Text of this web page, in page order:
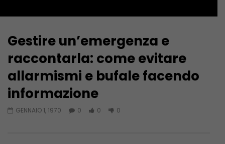
Fuoco Incrociato… in Libia
GIUGNO 20, 2023
SICUREZZA E
SCOMMESSA
Gestire un’emergenza e
raccontarla: come evitare
allarmismi e bufale facendo
informazione
GENNAIO 1, 1970 0 0 0